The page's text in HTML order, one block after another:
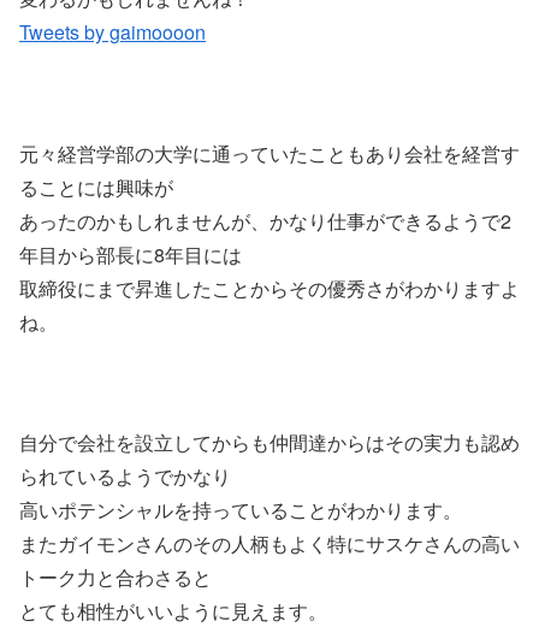
Tweets by gaimoooon
元々経営学部の大学に通っていたこともあり会社を経営す
ることには興味が
あったのかもしれませんが、かなり仕事ができるようで2
年目から部長に8年目には
取締役にまで昇進したことからその優秀さがわかりますよ
ね。
自分で会社を設立してからも仲間達からはその実力も認め
られているようでかなり
高いポテンシャルを持っていることがわかります。
またガイモンさんのその人柄もよく特にサスケさんの高い
トーク力と合わさると
とても相性がいいように見えます。